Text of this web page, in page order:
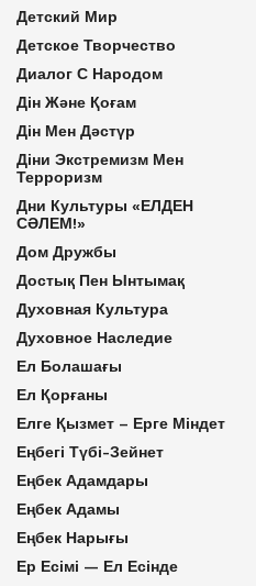
Детский Мир
Детское Творчество
Диалог С Народом
Дін Және Қоғам
Дін Мен Дәстүр
Діни Экстремизм Мен
Терроризм
Дни Культуры «ЕЛДЕН
СӘЛЕМ!»
Дом Дружбы
Достық Пен Ынтымақ
Духовная Культура
Духовное Наследие
Ел Болашағы
Ел Қорғаны
Елге Қызмет – Ерге Міндет
Еңбегі Түбі-Зейнет
Еңбек Адамдары
Еңбек Адамы
Еңбек Нарығы
Ер Есімі — Ел Есінде